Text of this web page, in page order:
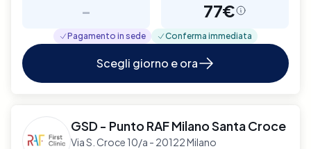
- 77€
Pagamento in sede Conferma immediata
Scegli giorno e ora
GSD - Punto RAF Milano Santa Croce
Via S. Croce 10/a - 20122 Milano